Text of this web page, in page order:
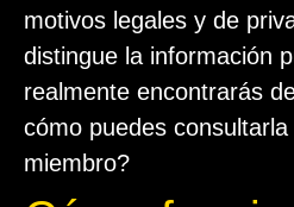
motivos legales y de
distingue la información
realmente encontrarás
cómo puedes
miembro?